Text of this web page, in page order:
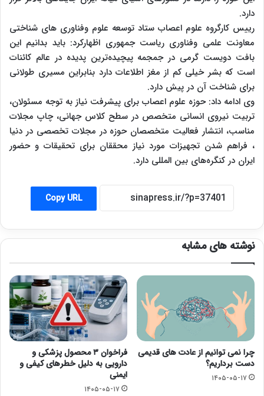
دارد.
رییس کارگروه علوم اعصاب ستاد توسعه علوم وفناوری های شناختی
معاونت علمی وفناوری ریاست جمهوری اظهارکرد: باید بدانیم این
بافت دویست گرمی در جمجمه پیچیده‌ترین پدیده در عالم کائنات
است که بشر خیلی کم از مغز اطلاعات دارد بنابراین مسیری طولانی
برای شناخت آن در پیش دارد.
وی ادامه داد: حوزه علوم اعصاب برای پیشرفت نیاز به توجه مسئولان،
تربیت نیروی انسانی متخصص در سطح کلاس جهانی، چاپ مجلات
مناسب، انتشار فعالیت متخصصان حوزه در مجلات تخصصی در دنیا
، فراهم شدن تجهیزات مورد نیاز محققان برای تحقیقات و حضور
ایران در کنگره‌های بین المللی دارد.
Copy URL
نوشته های مشابه
چرا نمی توانیم از عادت های قدیمی
دست برداریم؟
۱۴۰۵-۰۵-۱۷
فراخوان ۳ محصول پزشکی و
دارویی به دلیل خطرهای کیفی و
ایمنی
۱۴۰۵-۰۵-۱۷